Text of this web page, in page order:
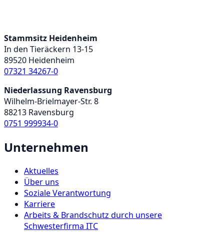
Stammsitz Heidenheim
In den Tieräckern 13-15
89520 Heidenheim
07321 34267-0
Niederlassung Ravensburg
Wilhelm-Brielmayer-Str. 8
88213 Ravensburg
0751 999934-0
Unternehmen
Aktuelles
Über uns
Soziale Verantwortung
Karriere
Arbeits & Brandschutz durch unsere
Schwesterfirma ITC